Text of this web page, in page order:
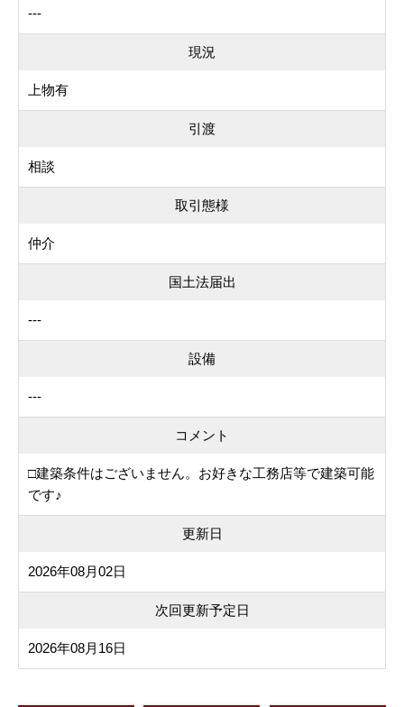
---
現況
上物有
引渡
相談
取引態様
仲介
国土法届出
---
設備
---
コメント
□建築条件はございません。お好きな工務店等で建築可能
です♪
更新日
2026年08月02日
次回更新予定日
2026年08月16日